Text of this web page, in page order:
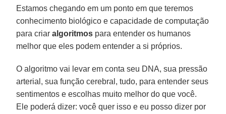
Estamos chegando em um ponto em que teremos
conhecimento biológico e capacidade de computação
para criaralgoritmos para entender os humanos
melhor que eles podem entender a si próprios.
O algoritmo vai levar em conta seu DNA, sua pressão
arterial, sua função cerebral, tudo, para entender seus
sentimentos e escolhas muito melhor do que você.
Ele poderá dizer: você quer isso e eu posso dizer por